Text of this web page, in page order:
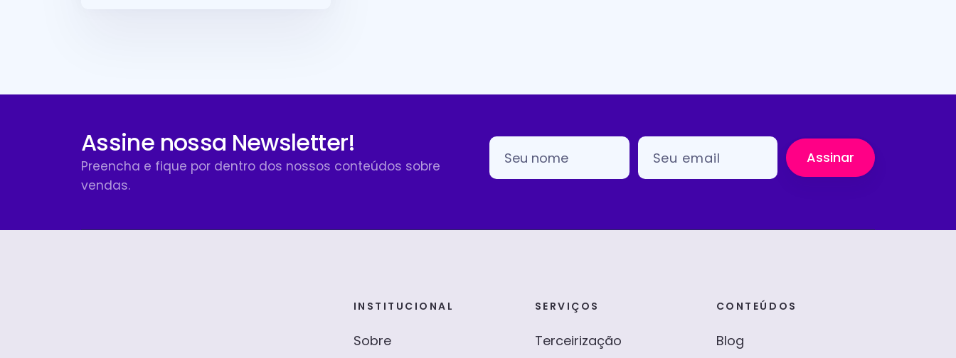
Assine nossa Newsletter!
Preencha e fique por dentro dos nossos conteúdos sobre
vendas.
Assinar
INSTITUCIONAL
Sobre
SERVIÇOS
Terceirização
CONTEÚDOS
Blog